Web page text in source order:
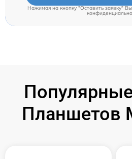
Нажимая на кнопку "Оставить заявку"
Планшетов